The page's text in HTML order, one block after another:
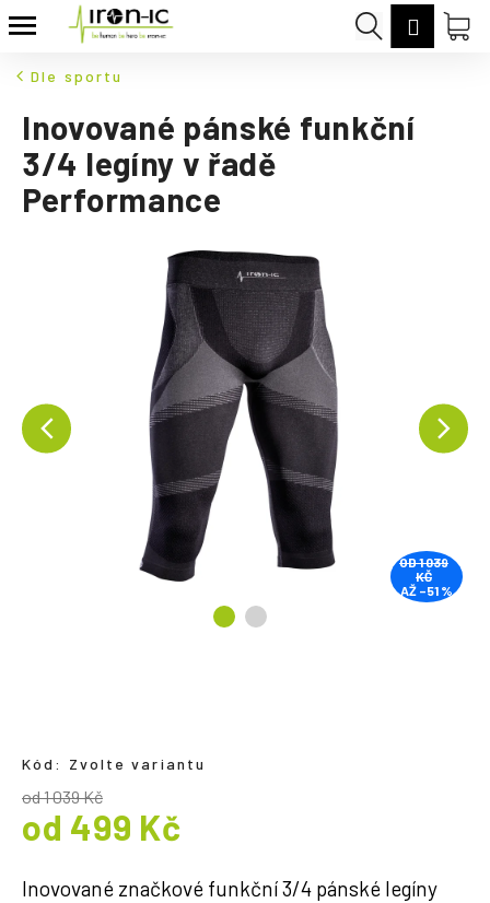
na
Hledat
Dle sportu
Inovované značkové funkční 3/4 pánské legíny
Kód: Zvolte variantu
od 1 039 Kč
od 499 Kč
cena:
Inovované pánské funkční
3/4 legíny v řadě
Performance
OD 1 039
KČ
AŽ –51 %
K
o
C
o
p
o
e
t
e